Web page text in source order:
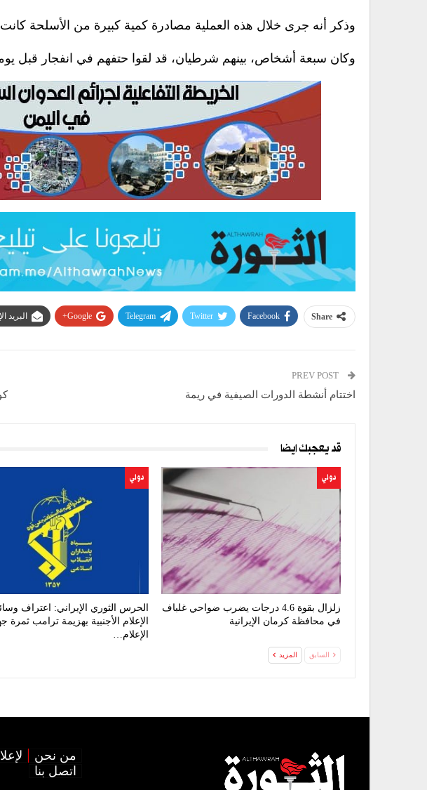
وذكر أنه جرى خلال هذه العملية مصادرة كمية كبيرة من الأسلحة
وكان سبعة أشخاص، بينهم شرطيان، قد لقوا حتفهم في انفجار قبل
Share
Facebook
Twitter
Telegram
Google+ البريد
اختتام أنشطة الدورات الصيفية في ريمة
قد يعجبك ايضا
دولي
زلزال بقوة 4.6 درجات يضرب ضواحي غلباف
في محافظة كرمان الإيرانية
دولي
الحرس الثوري الإيراني: اعتراف
الإعلام الأجنبية بهزيمة ترامب ثمرة
الإعلام…
السابق المزيد
من نحن
اتصل بنا